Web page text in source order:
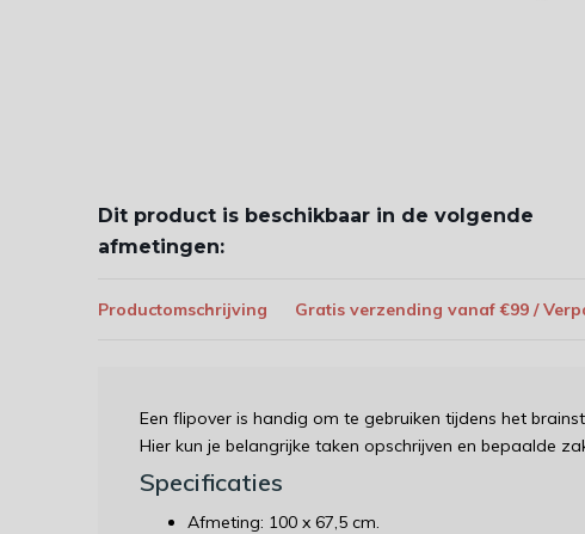
Dit product is beschikbaar in de volgende
afmetingen:
Productomschrijving Gratis verzending vanaf €99 /
Een flipover is handig om te gebruiken tijdens het
Hier kun je belangrijke taken opschrijven en bepaalde
Specificaties
Afmeting: 100 x 67,5 cm.